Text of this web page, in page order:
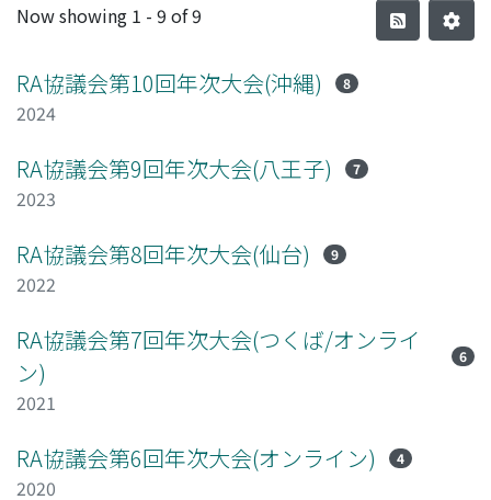
Now showing 1 - 9 of 9
RA協議会第10回年次大会(沖縄) 8
2024
RA協議会第9回年次大会(八王子) 7
2023
RA協議会第8回年次大会(仙台) 9
2022
RA協議会第7回年次大会(つくば/オンライ
ン)
6
2021
RA協議会第6回年次大会(オンライン) 4
2020